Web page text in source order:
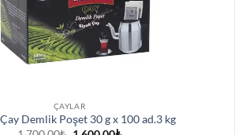
ÇAYLAR
Demlik Poşet 30 g x 100 ad.3 kg